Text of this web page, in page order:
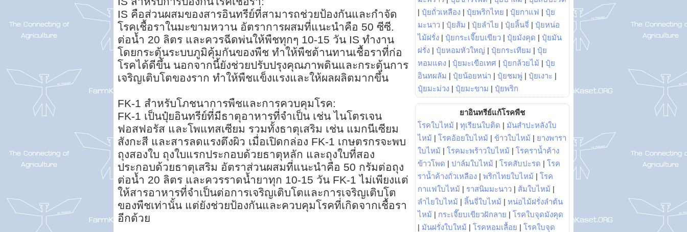
IS คือส่วนผสมของสารอินทรีย์ที่สามารถช่วยป้องกันและกำจัด
โรคเชื้อราในมะขามหวาน อัตราการผสมที่แนะนำคือ 50 ซีซี.
ต่อน้ำ 20 ลิตร และควรฉีดพ่นให้พืชทุกๆ 10-15 วัน IS ทำงาน
โดยกระตุ้นระบบภูมิคุ้มกันของพืช ทำให้พืชต้านทานเชื้อราที่ก่อ
โรคได้ดีขึ้น นอกจากนี้ยังช่วยปรับปรุงคุณภาพดินและกระตุ้นการ
เจริญเติบโตของราก ทำให้พืชแข็งแรงและให้ผลผลิตมากขึ้น
FK-1 สำหรับโภชนาการพืชและการควบคุมโรค:
FK-1 เป็นปุ๋ยอินทรีย์ที่มีธาตุอาหารที่จำเป็น เช่น ไนโตรเจน
ฟอสฟอรัส และโพแทสเซียม รวมทั้งธาตุเสริม เช่น แมกนีเซียม
สังกะสี และสารลดแรงตึงผิว เมื่อเปิดกล่อง FK-1 เกษตรกรจะพบ
ถุงสองใบ ถุงใบแรกประกอบด้วยธาตุหลัก และถุงใบที่สอง
ประกอบด้วยธาตุเสริม อัตราส่วนผสมที่แนะนำคือ 50 กรัมต่อถุง
ต่อน้ำ 20 ลิตร และควรราดน้ำยาทุก 10-15 วัน FK-1 ไม่เพียงแต่
ให้สารอาหารที่จำเป็นต่อการเจริญเติบโตและการเจริญเติบโต
ของพืชเท่านั้น แต่ยังช่วยป้องกันและควบคุมโรคที่เกิดจากเชื้อรา
อีกด้วย
| ปุ๋ยถั่วเหลือง | ปุ๋ยพริกไทย | ปุ๋ยกาแฟ | ปุ๋ย
มะนาว | ปุ๋ยส้ม | ปุ๋ยลำไย | ปุ๋ยลิ้นจี่ | ปุ๋ยหน่อ
ไม้ฝรั่ง | ปุ๋ยกระเจี๊ยบเขียว | ปุ๋ยมังคุด | ปุ๋ยมัน
ฝรั่ง | ปุ๋ยหอมหัวใหญ่ | ปุ๋ยกระเทียม | ปุ๋ย
หอมแดง | ปุ๋ยมะเขือเทศ | ปุ๋ยกล้วยไม้ | ปุ๋ย
อินทผลัม | ปุ๋ยน้อยหน่า | ปุ๋ยชมพู่ | ปุ๋ยเงาะ |
ปุ๋ยมะม่วง | ปุ๋ยมะขาม | ปุ๋ยพริก
ยาอินทรีย์แก้โรคพืช
โรคใบไหม้ | ทุเรียนใบติด | มันสำปะหลังใบ
ไหม้ | โรคอ้อยใบไหม้ | ข้าวใบไหม้ | ยางพารา
ใบไหม้ | โรคมะพร้าวใบไหม้ | โรคราน้ำค้าง
ข้าวโพด | ปาล์มใบไหม้ | โรคสับปะรด | โรค
ราน้ำค้างถั่วเหลือง | พริกไทยใบไหม้ | โรค
กาแฟใบไหม้ | ราสนิมมะนาว | ส้มใบไหม้ |
ลำไยใบไหม้ | ลิ้นจี่ใบไหม้ | หน่อไม้ฝรั่งลำต้น
ไหม้ | กระเจี๊ยบเขียวฝักลาย | โรคใบจุดมังคุด
| มันฝรั่งใบใหม้ | โรคหอมเลื้อย | โรคใบจุด